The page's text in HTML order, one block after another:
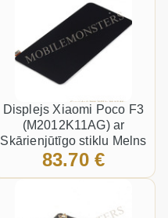
Displejs Xiaomi Poco F3
(M2012K11AG) ar
Skārienjūtīgo stiklu Melns
83.70 €